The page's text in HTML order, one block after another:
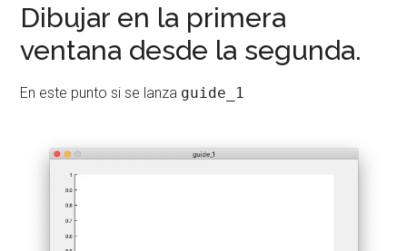
Dibujar en la primera
ventana desde la segunda.
En este punto si se lanza guide_1